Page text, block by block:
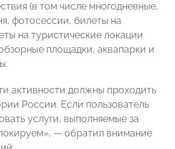
(в том числе многодневные,
фотосессии, билеты на
на туристические локации
площадки, аквапарки и
активности должны проходить
России. Если пользователь
услуги, выполняемые за
— обратил внимание